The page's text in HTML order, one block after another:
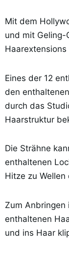
Mit dem
und mit
Eines der 12
den
durch das
Haarstruktur
Die Strähne
enthaltenen
Hitze zu
Zum Anbringen
enthaltenen
und ins Haar